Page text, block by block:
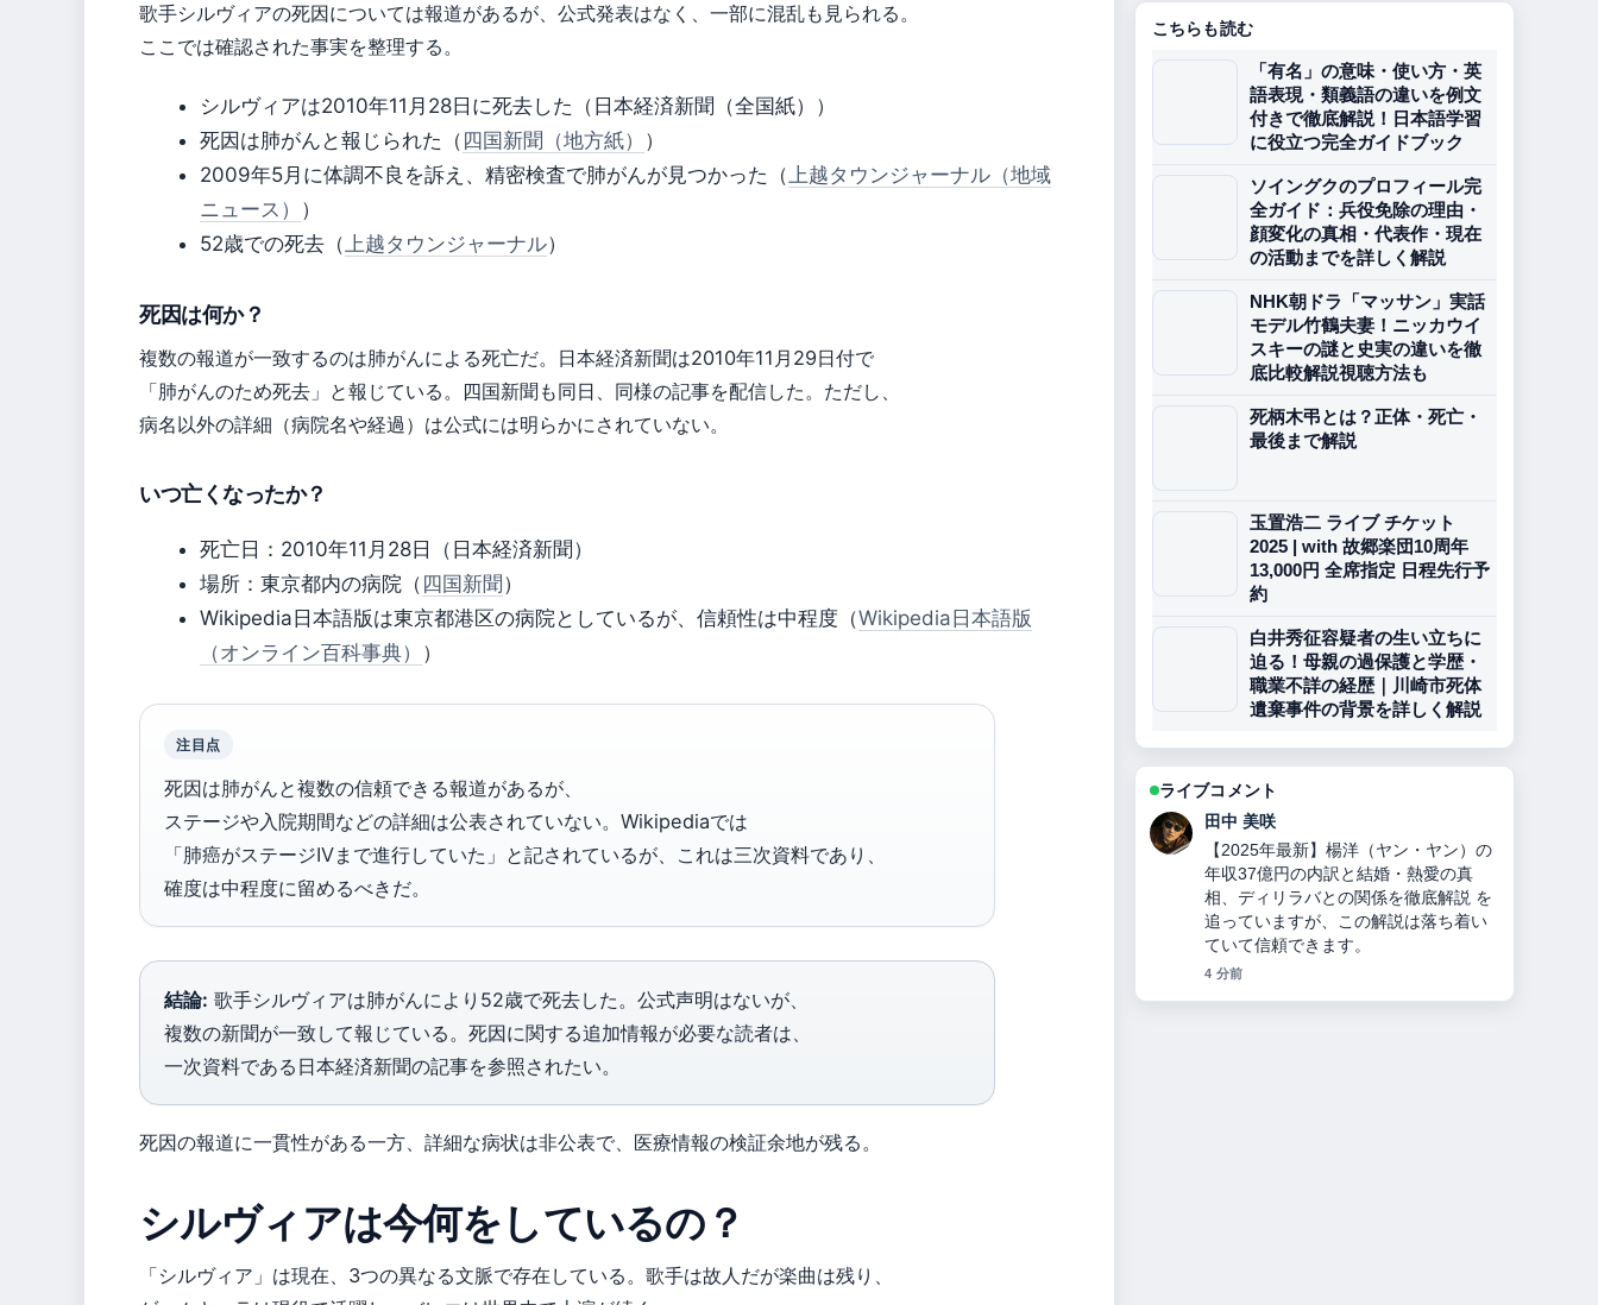
歌手シルヴィアの死因については報道があるが、公式発表はなく、一部に混乱も見られる。
ここでは確認された事実を整理する。
シルヴィアは2010年11月28日に死去した（日本経済新聞（全国紙））
死因は肺がんと報じられた（ 四国新聞（地方紙） ）
2009年5月に体調不良を訴え、精密検査で肺がんが見つかった（上越タウンジャーナル（地域
ニュース） ）
52歳での死去（上越タウンジャーナル）
死因は何か？
複数の報道が一致するのは肺がんによる死亡だ。日本経済新聞は2010年11月29日付で
「肺がんのため死去」と報じている。四国新聞も同日、同様の記事を配信した。ただし、
病名以外の詳細（病院名や経過）は公式には明らかにされていない。
いつ亡くなったか？
死亡日：2010年11月28日（日本経済新聞）
場所：東京都内の病院（ 四国新聞 ）
Wikipedia日本語版は東京都港区の病院としているが、信頼性は中程度（Wikipedia日本語版
（オンライン百科事典） ）
注目点
死因は肺がんと複数の信頼できる報道があるが、
ステージや入院期間などの詳細は公表されていない。Wikipediaでは
「肺癌がステージIVまで進行していた」と記されているが、これは三次資料であり、
確度は中程度に留めるべきだ。
結論: 歌手シルヴィアは肺がんにより52歳で死去した。公式声明はないが、
複数の新聞が一致して報じている。死因に関する追加情報が必要な読者は、
一次資料である日本経済新聞の記事を参照されたい。
死因の報道に一貫性がある一方、詳細な病状は非公表で、医療情報の検証余地が残る。
シルヴィアは今何をしているの？
「シルヴィア」は現在、3つの異なる文脈で存在している。歌手は故人だが楽曲は残り、
こちらも読む
「有名」の意味・使い方・英
語表現・類義語の違いを例文
付きで徹底解説！日本語学習
に役立つ完全ガイドブック
ソイングクのプロフィール完
全ガイド：兵役免除の理由・
顔変化の真相・代表作・現在
の活動までを詳しく解説
NHK朝ドラ「マッサン」実話
モデル竹鶴夫妻！ニッカウイ
スキーの謎と史実の違いを徹
底比較解説視聴方法も
死柄木弔とは？正体・死亡・
最後まで解説
玉置浩二 ライブ チケット
2025 | with 故郷楽団10周年
13,000円 全席指定 日程先行予
約
白井秀征容疑者の生い立ちに
迫る！母親の過保護と学歴・
職業不詳の経歴｜川崎市死体
遺棄事件の背景を詳しく解説
ライブコメント
中村 悠斗
ソイングクのプロフィール完全ガイ
ド：兵役免除の理由・顔変化の真相・
代表作・現在の活動までを詳しく解説
の背景説明が助かります。ライブ更新
を続けてください。
6 分前